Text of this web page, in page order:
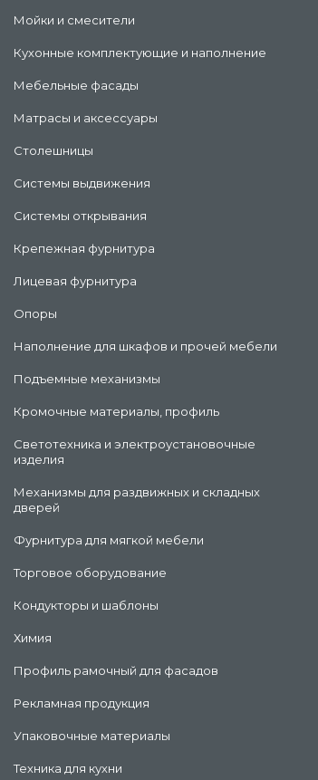
Мойки и смесители
Кухонные комплектующие и наполнение
Мебельные фасады
Матрасы и аксессуары
Столешницы
Системы выдвижения
Системы открывания
Крепежная фурнитура
Лицевая фурнитура
Опоры
Наполнение для шкафов и прочей мебели
Подъемные механизмы
Кромочные материалы, профиль
Светотехника и электроустановочные
изделия
Механизмы для раздвижных и складных
дверей
Фурнитура для мягкой мебели
Торговое оборудование
Кондукторы и шаблоны
Химия
Профиль рамочный для фасадов
Рекламная продукция
Упаковочные материалы
Техника для кухни